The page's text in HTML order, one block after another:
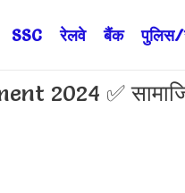
SSC रेलवे बैंक पुलिस/
2024 ✅